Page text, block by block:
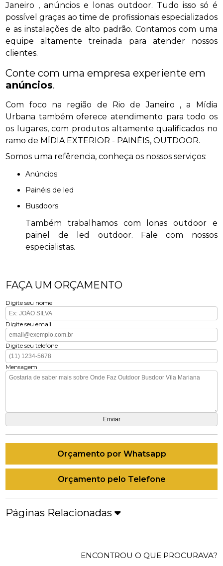
Janeiro , anúncios e lonas outdoor. Tudo isso só é
possível graças ao time de profissionais especializados
e as instalações de alto padrão. Contamos com uma
equipe altamente treinada para atender nossos
clientes.
Conte com uma empresa experiente em
anúncios.
Com foco na região de Rio de Janeiro , a Mídia
Urbana também oferece atendimento para todo os
os lugares, com produtos altamente qualificados no
ramo de MÍDIA EXTERIOR - PAINÉIS, OUTDOOR.
Somos uma refêrencia, conheça os nossos serviços:
anúncios
painéis de led
busdoors
Também trabalhamos com lonas outdoor e
painel de led outdoor. Fale com nossos
especialistas.
FAÇA UM ORÇAMENTO
Digite seu nome
Digite seu email
Digite seu telefone
Mensagem
Orçamento por Whatsapp
Orçamento pelo Telefone
Páginas Relacionadas
ENCONTROU O QUE PROCURAVA?